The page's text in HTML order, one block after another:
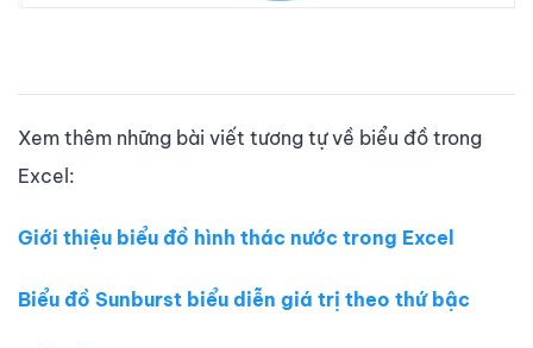
Xem thêm những bài viết tương tự về biểu đồ trong
Excel:
Giới thiệu biểu đồ hình thác nước trong Excel
Biểu đồ Sunburst biểu diễn giá trị theo thứ bậc